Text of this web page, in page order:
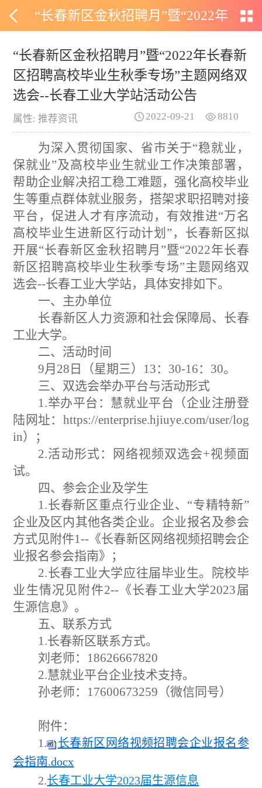
“长春新区金秋招聘月”暨“2022年
长春新区招聘高校毕业生秋季专
场”主题网络双选会--长春工业大
学站活动公告
“长春新区金秋招聘月”暨“2022年长春新
区招聘高校毕业生秋季专场”主题网络双
选会--长春工业大学站活动公告
属性: 推荐资讯 8810
2022-09-21
为深入贯彻国家、省市关于“稳就业，
保就业”及高校毕业生就业工作决策部署，
帮助企业解决招工稳工难题，强化高校毕业
生等重点群体就业服务，搭架求职招聘对接
平台，促进人才有序流动，有效推进“万名
高校毕业生进新区行动计划”， 长春新区拟
开展“长春新区金秋招聘月”暨“2022年长春
新区招聘高校毕业生秋季专场”主题网络双
选会--长春工业大学站，具体安排如下。
一、主办单位
长春新区人力资源和社会保障局、长春
工业大学。
二、活动时间
9月28日（星期三）13：30-16：30。
三、双选会举办平台与活动形式
1.举办平台：慧就业平台（企业注册登
陆网址：https://enterprise.hjiuye.com/user/log
in）；
2.活动形式：网络视频双选会+视频面
试。
四、参会企业及学生
1.长春新区重点行业企业、“专精特新”
企业及区内其他各类企业。 企业报名及参会
方式见附件1--《长春新区网络视频招聘会企
业报名参会指南》；
2.长春工业大学应往届毕业生。院校毕
业生情况见附件2--《长春工业大学2023届
生源信息》。
五、联系方式
1.长春新区联系方式。
刘老师：18626667820
2.慧就业平台企业技术支持。
孙老师： 17600673259（微信同号）
附件：
1.
长春新区网络视频招聘会企业报名参
会指南.docx
2.长春工业大学2023届生源信息